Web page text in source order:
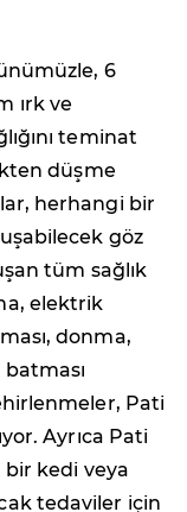
6
ırk ve
teminat
düşme
herhangi bir
göz
tüm sağlık
elektrik
donma,
Pati
Ayrıca Pati
bir kedi veya
tedaviler için